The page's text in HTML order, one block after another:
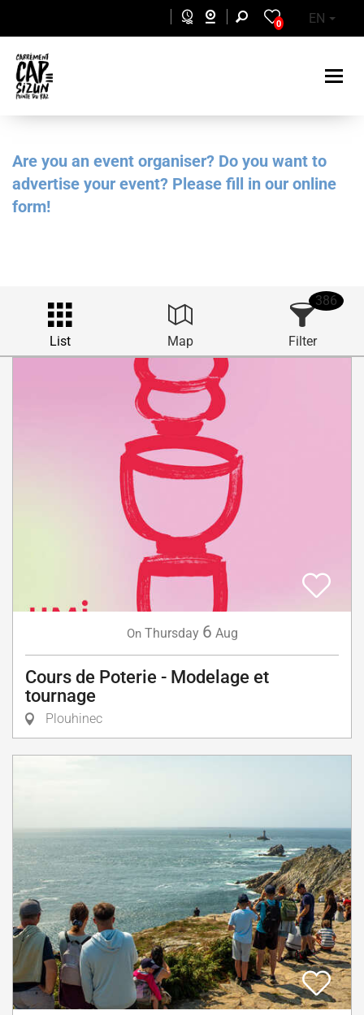
0 EN
Are you an event organiser? Do you want to
advertise your event? Please fill in our online
form!
List Map Filter
386
On Thursday 6 Aug
Cours de Poterie - Modelage et
tournage
Plouhinec